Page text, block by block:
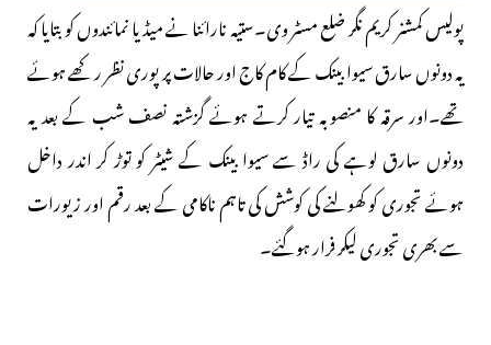
پولیس کمشنر کریم نگر ضلع مسٹر وی۔ستیہ نارائنا نے میڈیا نمائندوں کو بتایا کہ
یہ دونوں سارق سیوا بینک کے کام کاج اور حالات پر پوری نظر رکھے ہوئے
تھے۔اور سرقہ کا منصوبہ تیار کرتے ہوئے گزشتہ نصف شب کے بعد یہ
دونوں سارق لوہے کی راڈ سے سیوا بینک کے شیٹر کو توڑ کر اندر داخل
ہوئے تجوری کو کھولنے کی کوشش کی تاہم ناکامی کے بعد رقم اور زیورات
سے بھری تجوری لیکر فرار ہوگئے۔